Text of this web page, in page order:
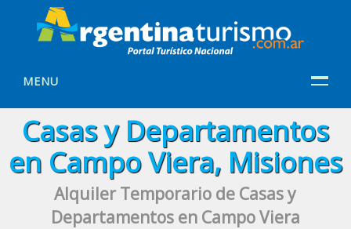
MENU
Casas y Departamentos
en Campo Viera, Misiones
Alquiler Temporario de Casas y
Departamentos en Campo Viera